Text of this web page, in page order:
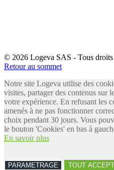
© 2026 Logeva SAS - Tous droits
Retour au sommet
Notre site Logeva utilise des
visites, partager des contenus sur
votre expérience. En refusant les
amenés à ne pas fonctionner
choix pendant 30 jours. Vous
le bouton 'Cookies' en bas à
En savoir plus
PARAMETRAGE TOUT